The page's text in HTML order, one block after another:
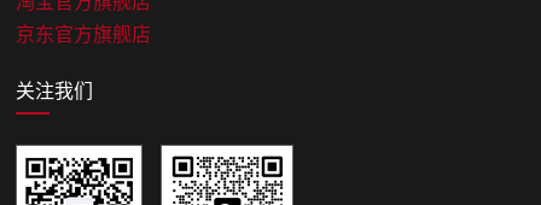
京东官方旗舰店
关注我们